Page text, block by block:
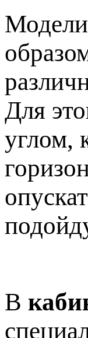
Модели
Для
углом,
В